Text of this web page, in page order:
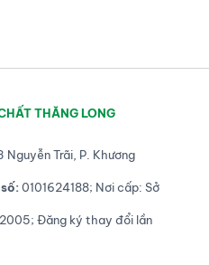
THĂNG LONG
Trãi, P. Khương
0101624188; Nơi cấp: Sở
Đăng ký thay đổi lần